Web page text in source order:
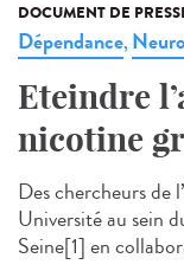
DOCUMENT DE
Dépendance,
Eteindre
nicotine
Des chercheurs de
Université au sein
Seine[1] en